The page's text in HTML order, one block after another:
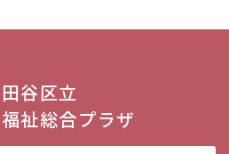
谷区立
祉総合プラザ